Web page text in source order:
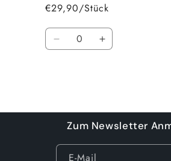
€29,90/Stück
Anzahl
VerringereErhöhe
Zum Newsletter
E-Mail